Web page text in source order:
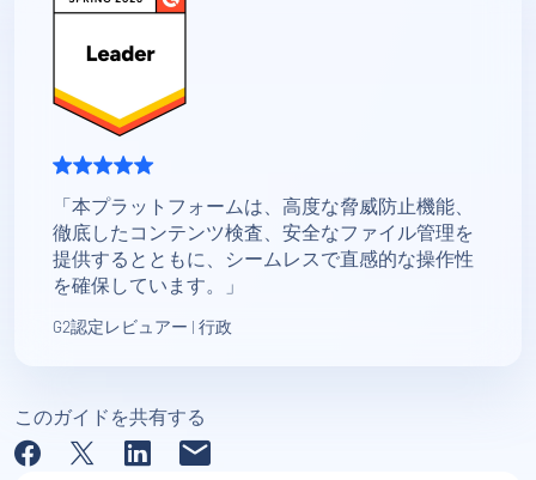
「本プラットフォームは、高度な脅威防止機能、
徹底したコンテンツ検査、安全なファイル管理を
提供するとともに、シームレスで直感的な操作性
を確保しています。」
G2認定レビュアー | 行政
このガイドを共有する